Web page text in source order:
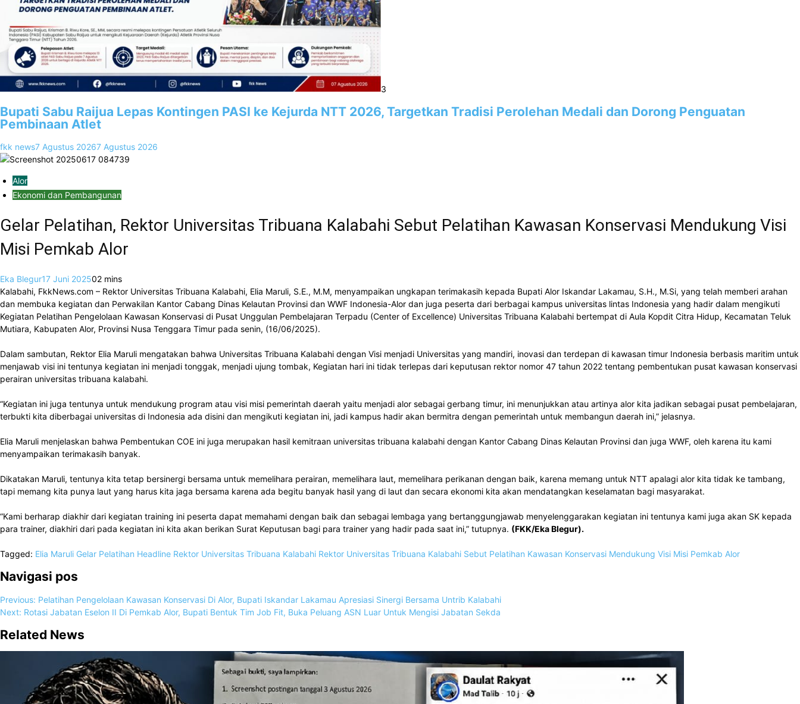
3
Bupati Sabu Raijua Lepas Kontingen PASI ke Kejurda NTT 2026, Targetkan Tradisi Perolehan Medali dan Dorong Penguatan
Pembinaan Atlet
fkk news7 Agustus 20267 Agustus 2026
Alor
Ekonomi dan Pembangunan
Gelar Pelatihan, Rektor Universitas Tribuana Kalabahi Sebut Pelatihan Kawasan Konservasi Mendukung Visi
Misi Pemkab Alor
Eka Blegur17 Juni 202502 mins
Kalabahi, FkkNews.com – Rektor Universitas Tribuana Kalabahi, Elia Maruli, S.E., M.M, menyampaikan ungkapan terimakasih kepada Bupati Alor Iskandar Lakamau, S.H., M.Si, yang telah memberi arahan
dan membuka kegiatan dan Perwakilan Kantor Cabang Dinas Kelautan Provinsi dan WWF Indonesia-Alor dan juga peserta dari berbagai kampus universitas lintas Indonesia yang hadir dalam mengikuti
Kegiatan Pelatihan Pengelolaan Kawasan Konservasi di Pusat Unggulan Pembelajaran Terpadu (Center of Excellence) Universitas Tribuana Kalabahi bertempat di Aula Kopdit Citra Hidup, Kecamatan Teluk
Mutiara, Kabupaten Alor, Provinsi Nusa Tenggara Timur pada senin, (16/06/2025).
Dalam sambutan, Rektor Elia Maruli mengatakan bahwa Universitas Tribuana Kalabahi dengan Visi menjadi Universitas yang mandiri, inovasi dan terdepan di kawasan timur Indonesia berbasis maritim untuk
menjawab visi ini tentunya kegiatan ini menjadi tonggak, menjadi ujung tombak, Kegiatan hari ini tidak terlepas dari keputusan rektor nomor 47 tahun 2022 tentang pembentukan pusat kawasan konservasi
perairan universitas tribuana kalabahi.
“Kegiatan ini juga tentunya untuk mendukung program atau visi misi pemerintah daerah yaitu menjadi alor sebagai gerbang timur, ini menunjukkan atau artinya alor kita jadikan sebagai pusat pembelajaran,
terbukti kita diberbagai universitas di Indonesia ada disini dan mengikuti kegiatan ini, jadi kampus hadir akan bermitra dengan pemerintah untuk membangun daerah ini,” jelasnya.
Elia Maruli menjelaskan bahwa Pembentukan COE ini juga merupakan hasil kemitraan universitas tribuana kalabahi dengan Kantor Cabang Dinas Kelautan Provinsi dan juga WWF, oleh karena itu kami
menyampaikan terimakasih banyak.
Dikatakan Maruli, tentunya kita tetap bersinergi bersama untuk memelihara perairan, memelihara laut, memelihara perikanan dengan baik, karena memang untuk NTT apalagi alor kita tidak ke tambang,
tapi memang kita punya laut yang harus kita jaga bersama karena ada begitu banyak hasil yang di laut dan secara ekonomi kita akan mendatangkan keselamatan bagi masyarakat.
“Kami berharap diakhir dari kegiatan training ini peserta dapat memahami dengan baik dan sebagai lembaga yang bertanggungjawab menyelenggarakan kegiatan ini tentunya kami juga akan SK kepada
para trainer, diakhiri dari pada kegiatan ini kita akan berikan Surat Keputusan bagi para trainer yang hadir pada saat ini,” tutupnya. (FKK/Eka Blegur).
Tagged: Elia Maruli Gelar Pelatihan Headline Rektor Universitas Tribuana Kalabahi Rektor Universitas Tribuana Kalabahi Sebut Pelatihan Kawasan Konservasi Mendukung Visi Misi Pemkab Alor
Navigasi pos
Previous: Pelatihan Pengelolaan Kawasan Konservasi Di Alor, Bupati Iskandar Lakamau Apresiasi Sinergi Bersama Untrib Kalabahi
Next: Rotasi Jabatan Eselon II Di Pemkab Alor, Bupati Bentuk Tim Job Fit, Buka Peluang ASN Luar Untuk Mengisi Jabatan Sekda
Related News